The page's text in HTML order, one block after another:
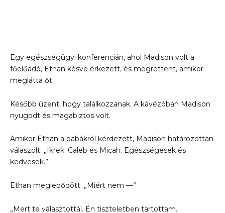
Egy egészségügyi konferencián, ahol Madison volt a
főelőadó, Ethan késve érkezett, és megrettent, amikor
meglátta őt.
Később üzent, hogy találkozzanak. A kávézóban Madison
nyugodt és magabiztos volt.
Amikor Ethan a babákról kérdezett, Madison határozottan
válaszolt: „Ikrek. Caleb és Micah. Egészségesek és
kedvesek.”
Ethan meglepődött. „Miért nem —”
„Mert te választottál. Én tiszteletben tartottam.